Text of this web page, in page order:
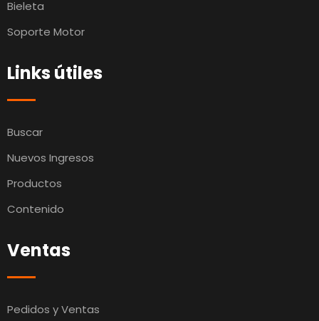
Bieleta
Soporte Motor
Links útiles
Buscar
Nuevos Ingresos
Productos
Contenido
Ventas
Pedidos y Ventas